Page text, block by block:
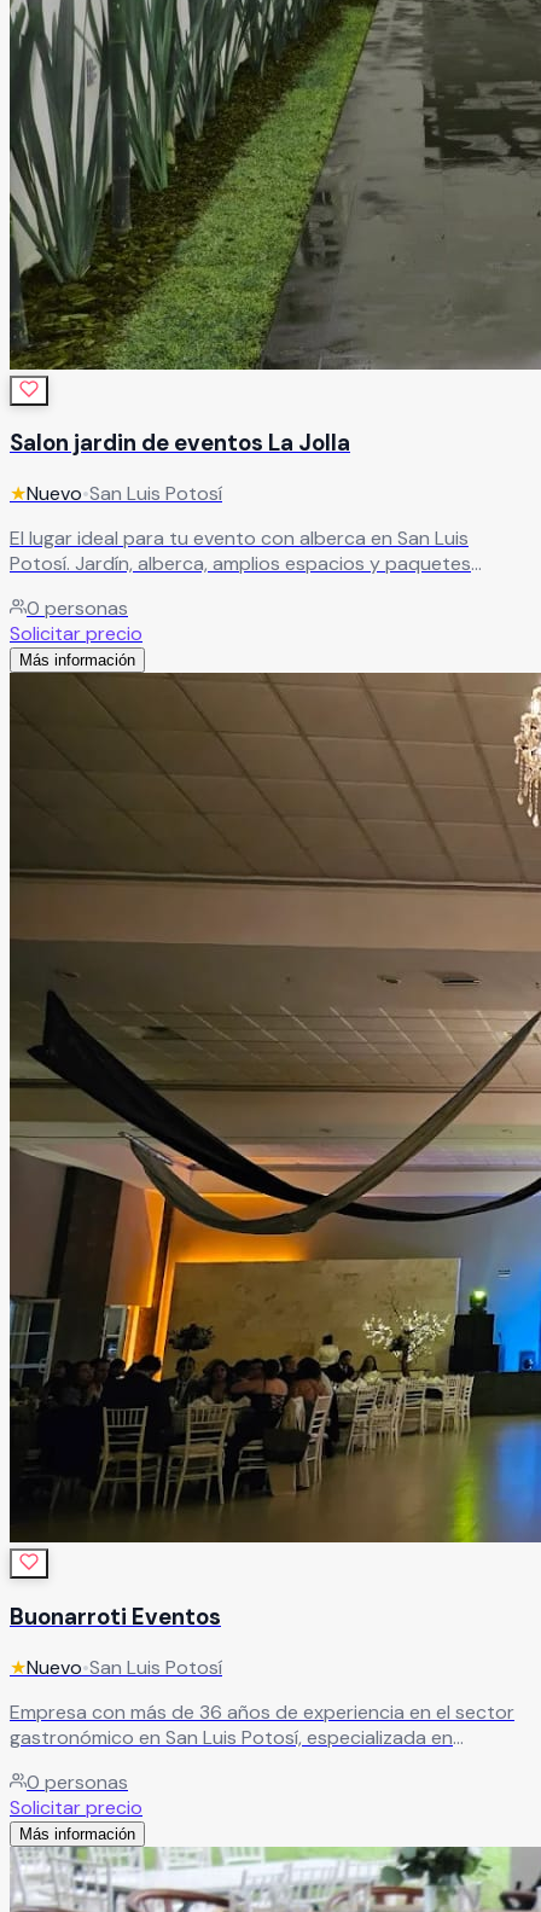
Salon jardin de eventos La Jolla
★Nuevo•San Luis Potosí
El lugar ideal para tu evento con alberca en San Luis
Potosí. Jardín, alberca, amplios espacios y paquetes
0 personas
Solicitar precio
Más información
Buonarroti Eventos
★Nuevo•San Luis Potosí
Empresa con más de 36 años de experiencia en el sector
gastronómico en San Luis Potosí, especializada en
que buscan calidad culinaria respaldada por trayectoria y
confianza del cliente.
0 personas
Solicitar precio
Más información